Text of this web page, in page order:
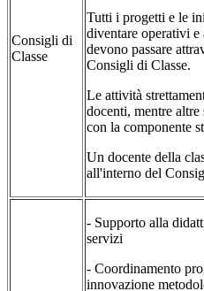
Consigli di
Classe
Tutti i progetti e le
diventare operativi e
devono passare
Consigli di Classe.
Le attività
docenti, mentre
con la componente
Un docente della
all'interno del
- Supporto alla
servizi
- Coordinamento
innovazione